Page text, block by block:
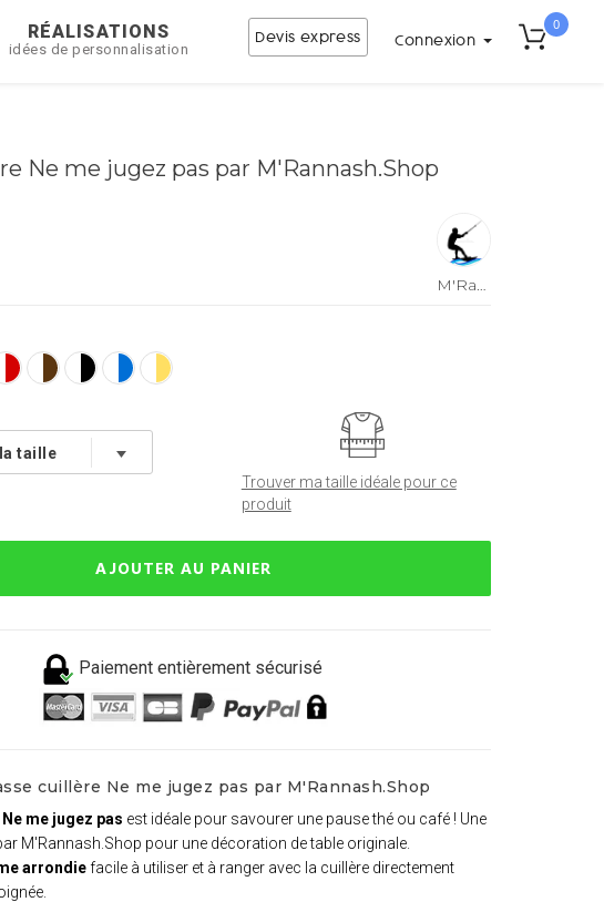
RÉALISATIONS
idées de personnalisation
Devis express Connexion
0
Ne me jugez pas par M'Rannash.Shop
M'Rannash.Shop
Trouver ma taille idéale pour ce
produit
AJOUTER AU PANIER
Paiement entièrement sécurisé
cuillère Ne me jugez pas par M'Rannash.Shop
me jugez pas est idéale pour savourer une pause thé ou café ! Une
M'Rannash.Shop pour une décoration de table originale.
arrondiefacile à utiliser et à ranger avec la cuillère directement